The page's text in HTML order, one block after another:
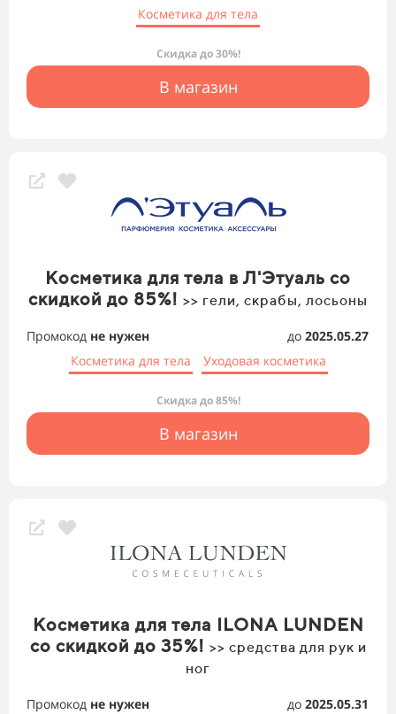
Косметика для тела
Скидка до 30%!
В магазин
Косметика для тела в Л'Этуаль со
скидкой до 85%! >> гели, скрабы, лосьоны
Промокод не нужен до 2025.05.27
Косметика для тела
Уходовая косметика
Скидка до 85%!
В магазин
Косметика для тела ILONA LUNDEN
со скидкой до 35%! >> средства для рук и
ног
Промокод не нужен до 2025.05.31